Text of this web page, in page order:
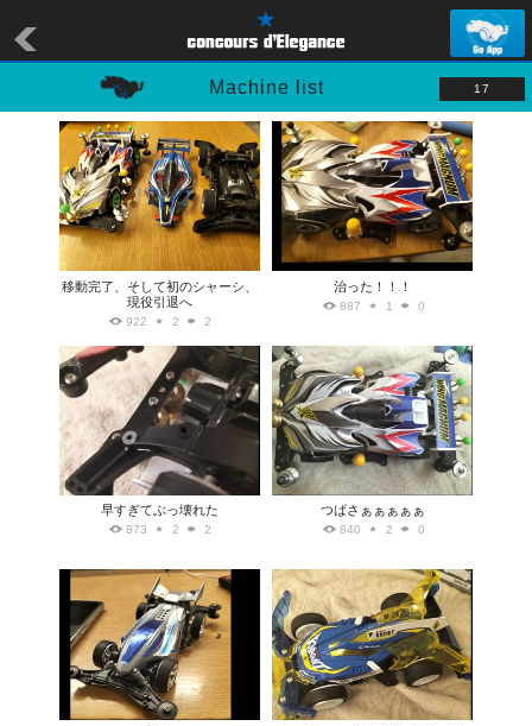
Machine list 17
移動完了、そして初のシャーシ、
現役引退へ
922 2 2
治った！！！
887 1 0
早すぎてぶっ壊れた
873 2 2
つばさぁぁぁぁぁ
840 2 0